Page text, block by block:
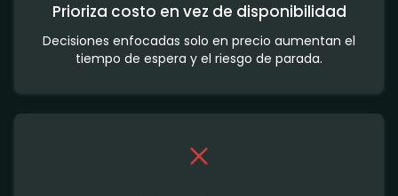
Prioriza costo en vez de disponibilidad
Decisiones enfocadas solo en precio aumentan el
tiempo de espera y el riesgo de parada.